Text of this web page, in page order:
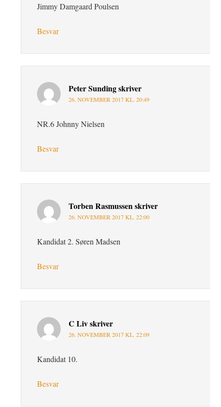
Jimmy Damgaard Poulsen
Besvar
Peter Sundingskriver
26. NOVEMBER 2017 KL. 20:49
NR.6 Johnny Nielsen
Besvar
Torben Rasmussenskriver
26. NOVEMBER 2017 KL. 22:00
Kandidat 2. Søren Madsen
Besvar
C Livskriver
26. NOVEMBER 2017 KL. 22:09
Kandidat 10.
Besvar